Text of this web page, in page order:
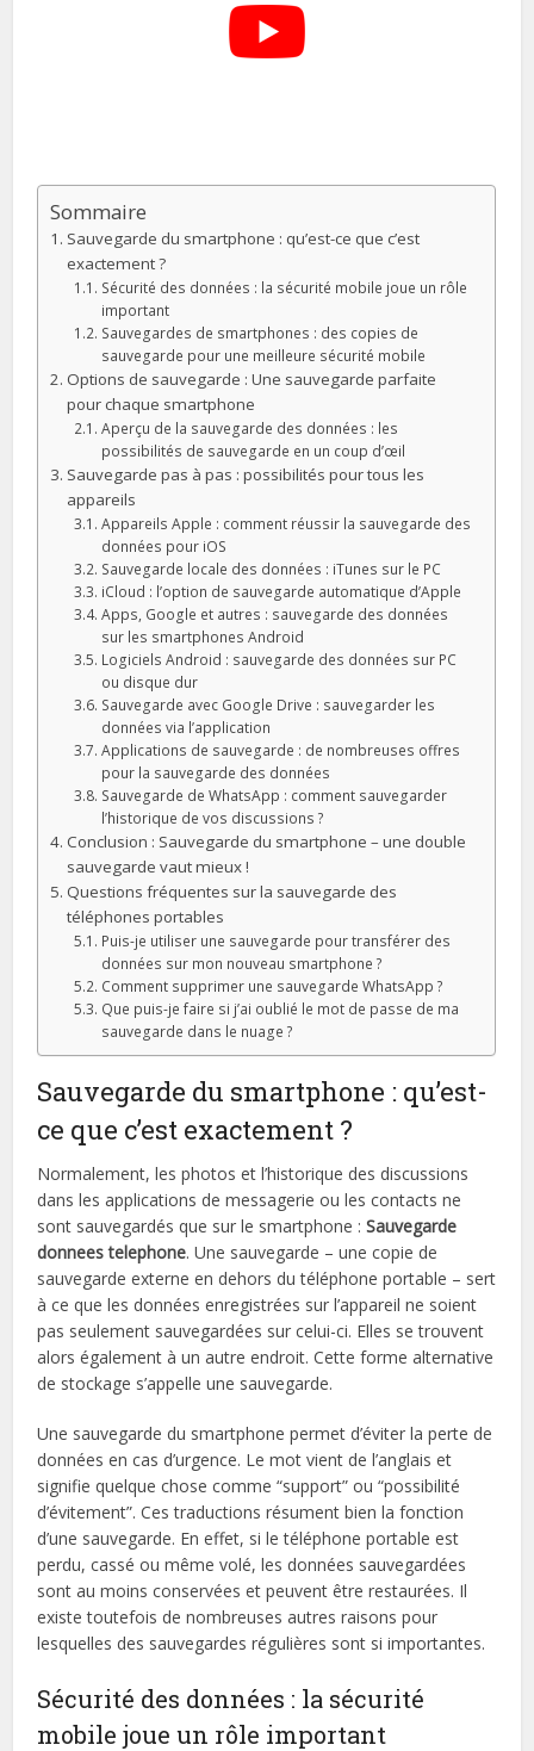
Sommaire
Sauvegarde du smartphone : qu’est-ce que c’est
exactement ?
Sécurité des données : la sécurité mobile joue un rôle
important
Sauvegardes de smartphones : des copies de
sauvegarde pour une meilleure sécurité mobile
Options de sauvegarde : Une sauvegarde parfaite
pour chaque smartphone
Aperçu de la sauvegarde des données : les
possibilités de sauvegarde en un coup d’œil
Sauvegarde pas à pas : possibilités pour tous les
appareils
Appareils Apple : comment réussir la sauvegarde des
données pour iOS
Sauvegarde locale des données : iTunes sur le PC
iCloud : l’option de sauvegarde automatique d’Apple
Apps, Google et autres : sauvegarde des données
sur les smartphones Android
Logiciels Android : sauvegarde des données sur PC
ou disque dur
Sauvegarde avec Google Drive : sauvegarder les
données via l’application
Applications de sauvegarde : de nombreuses offres
pour la sauvegarde des données
Sauvegarde de WhatsApp : comment sauvegarder
l’historique de vos discussions ?
Conclusion : Sauvegarde du smartphone – une double
sauvegarde vaut mieux !
Questions fréquentes sur la sauvegarde des
téléphones portables
Puis-je utiliser une sauvegarde pour transférer des
données sur mon nouveau smartphone ?
Comment supprimer une sauvegarde WhatsApp ?
Que puis-je faire si j’ai oublié le mot de passe de ma
sauvegarde dans le nuage ?
Sauvegarde du smartphone : qu’est-
ce que c’est exactement ?
Normalement, les photos et l’historique des discussions
dans les applications de messagerie ou les contacts ne
sont sauvegardés que sur le smartphone :Sauvegarde
donnees telephone. Une sauvegarde – une copie de
sauvegarde externe en dehors du téléphone portable – sert
à ce que les données enregistrées sur l’appareil ne soient
pas seulement sauvegardées sur celui-ci. Elles se trouvent
alors également à un autre endroit. Cette forme alternative
de stockage s’appelle une sauvegarde.
Une sauvegarde du smartphone permet d’éviter la perte de
données en cas d’urgence. Le mot vient de l’anglais et
signifie quelque chose comme “support” ou “possibilité
d’évitement”. Ces traductions résument bien la fonction
d’une sauvegarde. En effet, si le téléphone portable est
perdu, cassé ou même volé, les données sauvegardées
sont au moins conservées et peuvent être restaurées. Il
existe toutefois de nombreuses autres raisons pour
lesquelles des sauvegardes régulières sont si importantes.
Sécurité des données : la sécurité
mobile joue un rôle important